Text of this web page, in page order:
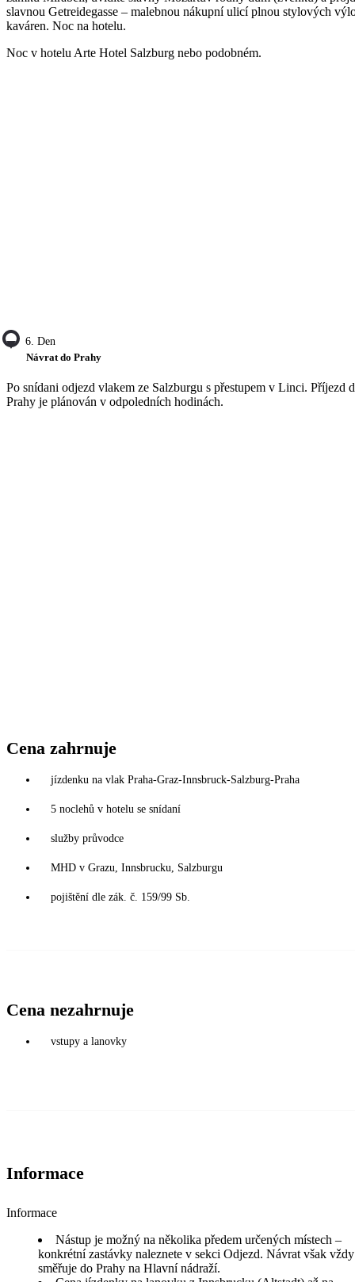
slavnou Getreidegasse – malebnou nákupní ulicí plnou stylových
kaváren. Noc na hotelu.
Noc v hotelu Arte Hotel Salzburg nebo podobném.
6. Den
Návrat do Prahy
Po snídani odjezd vlakem ze Salzburgu s přestupem v Linci. Příjezd
Prahy je plánován v odpoledních hodinách.
Cena zahrnuje
jízdenku na vlak Praha-Graz-Innsbruck-Salzburg-Praha
5 noclehů v hotelu se snídaní
služby průvodce
MHD v Grazu, Innsbrucku, Salzburgu
pojištění dle zák. č. 159/99 Sb.
Cena nezahrnuje
vstupy a lanovky
Informace
Informace
Nástup je možný na několika předem určených místech –
konkrétní zastávky naleznete v sekci Odjezd. Návrat však vždy
směřuje do Prahy na Hlavní nádraží.